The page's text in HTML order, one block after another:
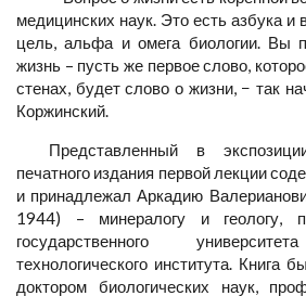
медицинских наук. Это есть азбука и
цель, альфа и омега биологии. Вы
жизнь – пусть же первое слово,
стенах, будет слово о жизни, − так
Коржинский.
Представленный в
печатного издания первой лекции
и принадлежал Аркадию
1944) – минералогу и геологу,
государственного
технологического института. Книга
доктором биологических наук,